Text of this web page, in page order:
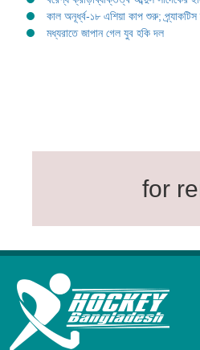
কাল অনূর্ধ্ব-১৮ এশিয়া কাপ শুরু; প্র্যাকটিস
মধ্যরাতে জাপান গেল যুব হকি দল
for